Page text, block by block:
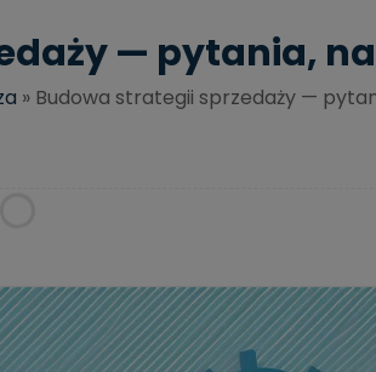
— pytania,
» Budowa strategii sprzedaży —